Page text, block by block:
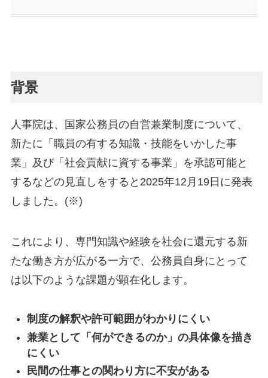
背景
人事院は、国家公務員の自営兼業制度について、
新たに「職員の有する知識・技能をいかした事
業」及び「社会貢献に資する事業」を承認可能と
するなどの見直しをすると2025年12月19日に発表
しました。(※)
これにより、専門知識や経験を社会に還元する新
たな働き方が広がる一方で、公務員自身にとって
は以下のような課題が顕在化します。
制度の解釈や許可範囲がわかりにくい
兼業として「何ができるのか」の具体像を描き
にくい
民間の仕事との関わり方に不安がある